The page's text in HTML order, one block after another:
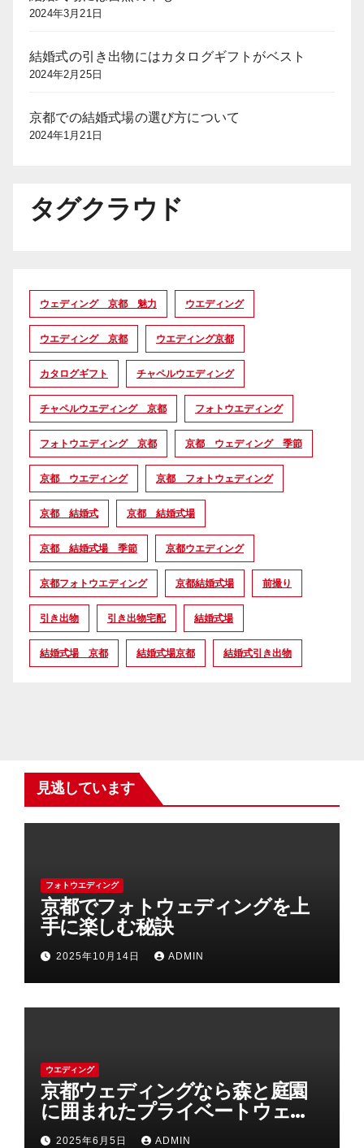
2024年3月21日
結婚式の引き出物にはカタログギフトがベスト
2024年2月25日
京都での結婚式場の選び方について
2024年1月21日
タグクラウド
ウェディング 京都 魅力 ウエディング
ウエディング 京都 ウエディング京都
カタログギフト チャペルウエディング
チャペルウエディング 京都 フォトウエディング
フォトウエディング 京都 京都 ウェディング 季節
京都 ウエディング 京都 フォトウェディング
京都 結婚式 京都 結婚式場
京都 結婚式場 季節 京都ウエディング
京都フォトウエディング 京都結婚式場 前撮り
引き出物 引き出物宅配 結婚式場
結婚式場 京都 結婚式場京都 結婚式引き出物
見逃しています
フォトウエディング
京都でフォトウェディングを上
手に楽しむ秘訣
2025年10月14日 ADMIN
ウエディング
京都ウェディングなら森と庭園
に囲まれたプライベートウェデ
ィング
2025年6月5日 ADMIN